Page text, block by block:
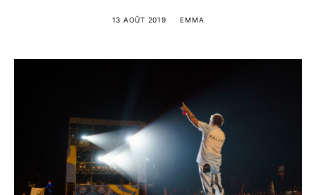
13 AOÛT 2019 EMMA